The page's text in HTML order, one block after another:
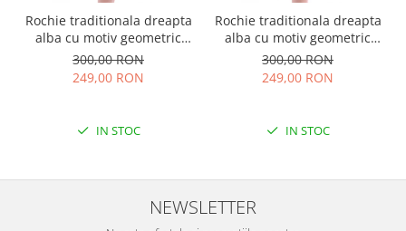
Rochie traditionala dreapta
alba cu motiv geometric
albastru Tania
300,00 RON
249,00 RON
IN STOC
Rochie traditionala dreapta
alba cu motiv geometric
rosu Doina
300,00 RON
249,00 RON
IN STOC
NEWSLETTER